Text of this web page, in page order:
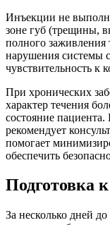
Инъекции не
зоне губ (трещины,
полного
нарушения системы
чувствительность к
При хронических
характер течения
состояние
рекомендует
помогает
обеспечить
Подготовка
За несколько дней